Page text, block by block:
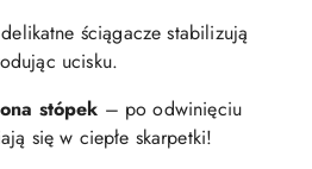
ściągacze stabilizują
ucisku.
stópek – po odwinięciu
się w ciepłe skarpetki!